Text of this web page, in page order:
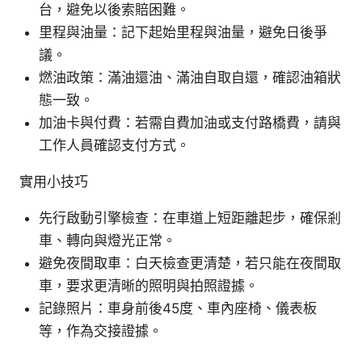
台，避免以後索賠困難。
里程與油量：記下起始里程與油量，避免日後爭
議。
燃油政策：滿油還油、滿油自取自還，確認油箱狀
態一致。
加油卡與付費：若需自費加油或支付路橋費，請與
工作人員確認支付方式。
實用小技巧
先行啟動引擎檢查：在車道上短距離起步，確保剎
車、轉向與燈光正常。
避免夜間取車：白天檢查更清楚，若只能在夜間取
車，要求更清晰的照明與拍照證據。
記錄照片：車身前後45度、車內座椅、儀表板
等，作為交接證據。